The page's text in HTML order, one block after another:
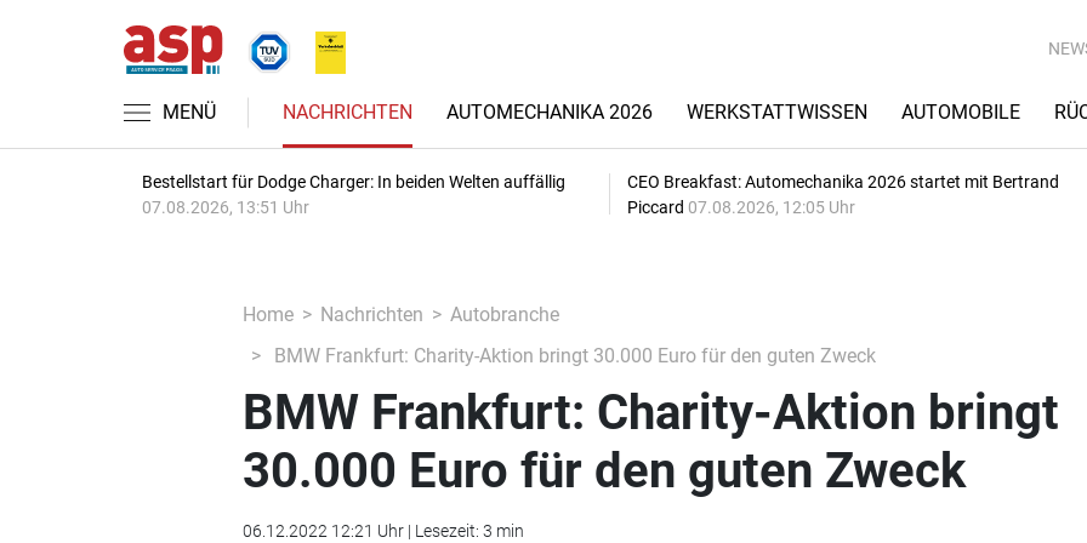
MENÜ NACHRICHTEN AUTOMECHANIKA 2026 WERKSTATTWISSEN AUTOMOBILE
Bestellstart für Dodge Charger: In beiden Welten auffällig
07.08.2026, 13:51 Uhr
CEO Breakfast: Automechanika 2026 startet mit Bertrand
Piccard 07.08.2026, 12:05 Uhr
Home Nachrichten
Autobranche
BMW Frankfurt: Charity-Aktion bringt 30.000 Euro für den guten Zweck
BMW Frankfurt: Charity-Aktion bringt
30.000 Euro für den guten Zweck
06.12.2022 12:21 Uhr | Lesezeit: 3 min